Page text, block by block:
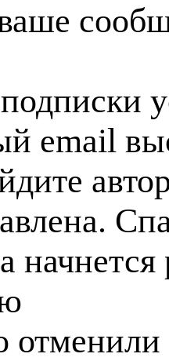
email